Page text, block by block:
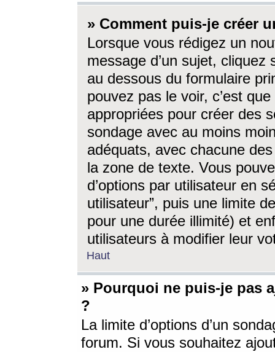
» Comment puis-je créer
Lorsque vous rédigez un
message d’un sujet, cliquez
au dessous du formulaire
pouvez pas le voir, c’est
appropriées pour créer des
sondage avec au moins
adéquats, avec chacune
la zone de texte. Vous
d’options par utilisateur en
utilisateur”, puis une limite
pour une durée illimité) et
utilisateurs à modifier leur
Haut
» Pourquoi ne puis-je pas
?
La limite d’options d’un
forum. Si vous souhaitez